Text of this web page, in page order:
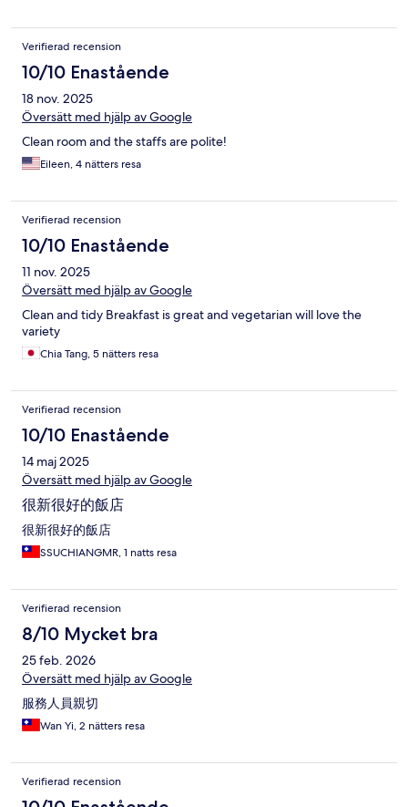
Verifierad recension
10/10 Enastående
18 nov. 2025
Översätt med hjälp av Google
Clean room and the staffs are polite!
Eileen, 4 nätters resa
Verifierad recension
10/10 Enastående
11 nov. 2025
Översätt med hjälp av Google
Clean and tidy Breakfast is great and vegetarian will love the
variety
Chia Tang, 5 nätters resa
Verifierad recension
10/10 Enastående
14 maj 2025
Översätt med hjälp av Google
很新很好的飯店
很新很好的飯店
SSUCHIANGMR, 1 natts resa
Verifierad recension
8/10 Mycket bra
25 feb. 2026
Översätt med hjälp av Google
服務人員親切
Wan Yi, 2 nätters resa
Verifierad recension